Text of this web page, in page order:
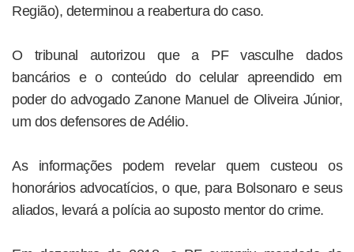
Região), determinou a reabertura do caso.
O tribunal autorizou que a PF vasculhe dados
bancários e o conteúdo do celular apreendido em
poder do advogado Zanone Manuel de Oliveira Júnior,
um dos defensores de Adélio.
As informações podem revelar quem custeou os
honorários advocatícios, o que, para Bolsonaro e seus
aliados, levará a polícia ao suposto mentor do crime.